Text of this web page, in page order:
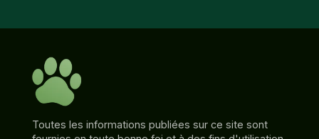
Toutes les informations publiées sur ce site sont